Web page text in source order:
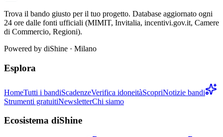
Trova il bando giusto per il tuo progetto. Database aggiornato ogni
24 ore dalle fonti ufficiali (MIMIT, Invitalia, incentivi.gov.it, Camere
di Commercio, Regioni).
Powered by diShine · Milano
Esplora
HomeTutti i bandiScadenzeVerifica idoneitàScopriNotizie bandi
Strumenti gratuitiNewsletterChi siamo
Ecosistema diShine